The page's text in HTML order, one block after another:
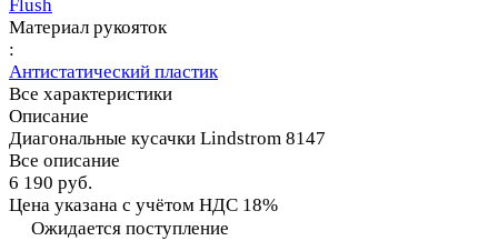
Flush
Материал рукояток
:
Антистатический пластик
Все характеристики
Описание
Диагональные кусачки Lindstrom 8147
Все описание
6 190 руб.
Цена указана с учётом НДС 18%
Ожидается поступление